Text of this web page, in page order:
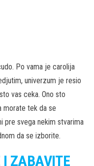
Po vama je carolija
univerzum je resio
vas ceka. Ono sto
morate tek da se
pre svega nekim stvarima
da se izborite.
I ZABAVITE